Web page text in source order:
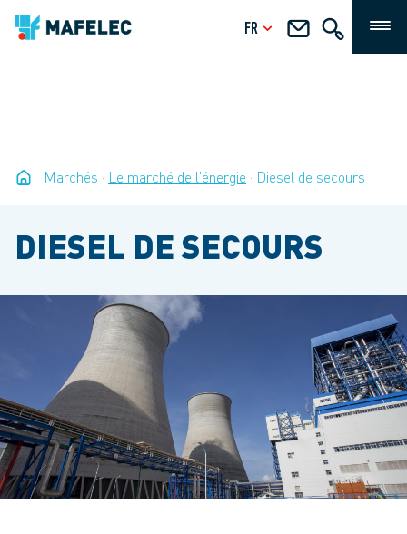
FR
Marchés Le marché de l'énergie Diesel de secours
DIESEL DE SECOURS